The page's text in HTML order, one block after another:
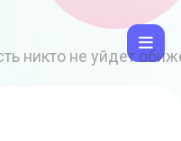
никто не уйдет